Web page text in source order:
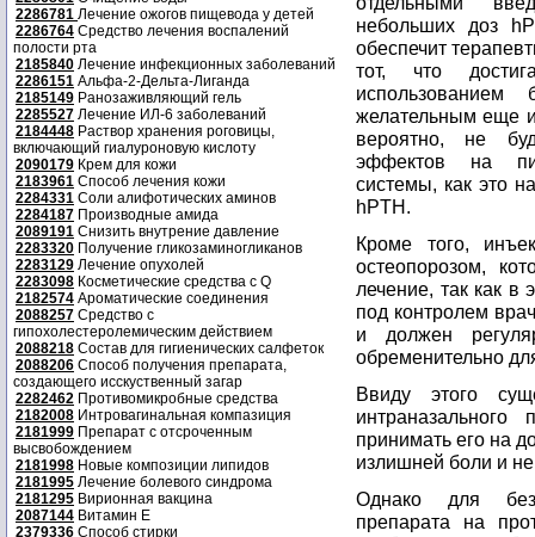
2286781 Лечение ожогов пищевода у детей
2286764 Средство лечения воспалений
полости рта
2185840 Лечение инфекционных заболеваний
2286151 Альфа-2-Дельта-Лиганда
2185149 Ранозаживляющий гель
2285527 Лечение ИЛ-6 заболеваний
2184448 Раствор хранения роговицы,
включающий гиалуроновую кислоту
2090179 Крем для кожи
2183961 Способ лечения кожи
2284331 Соли алифотических аминов
2284187 Производные амида
2089191 Снизить внутрение давление
2283320 Получение гликозаминогликанов
2283129 Лечение опухолей
2283098 Косметические средства с Q
2182574 Ароматические соединения
2088257 Средство с
гипохолестеролемическим действием
2088218 Состав для гигиенических салфеток
2088206 Способ получения препарата,
создающего исскуственный загар
2282462 Противомикробные средства
2182008 Интровагинальная компазиция
2181999 Препарат с отсроченным
высвобождением
2181998 Новые композиции липидов
2181995 Лечение болевого синдрома
2181295 Вирионная вакцина
2087144 Витамин Е
2379336 Способ стирки
небольших доз
обеспечит
тот, что
желательным еще
вероятно, не
эффектов на
системы, как это
hPTH.
Кроме того,
остеопорозом,
лечение, так как в
под контролем
и должен
обременительно
Ввиду этого
интраназального
принимать его на
излишней боли и
Однако для
препарата на